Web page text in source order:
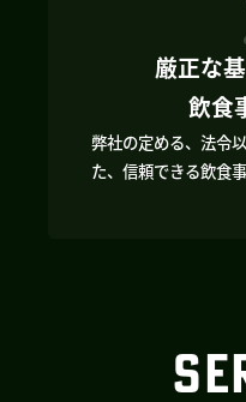
厳正な
飲食
弊社の定める、法令
た、信頼できる飲食